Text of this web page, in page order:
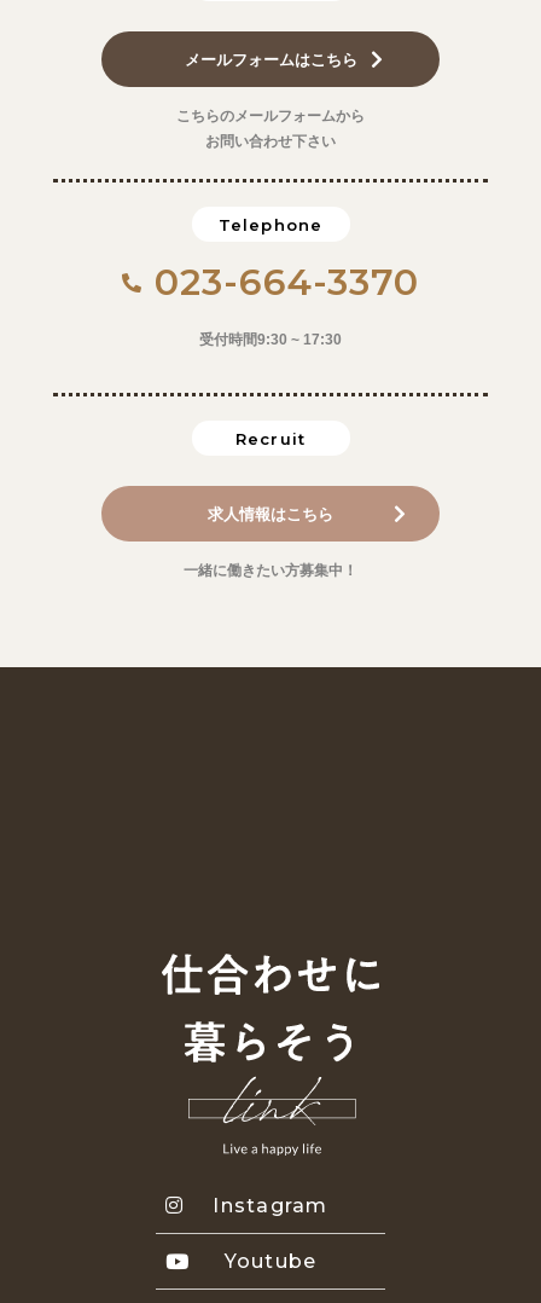
メールフォームはこちら
こちらのメールフォームから
お問い合わせ下さい
Telephone
023-664-3370
受付時間9:30 ~ 17:30
Recruit
求人情報はこちら
一緒に働きたい方募集中！
Instagram
Youtube